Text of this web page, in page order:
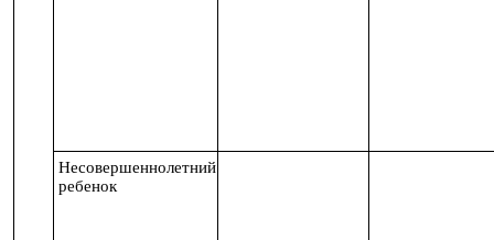
Несовершеннолетний
ребенок